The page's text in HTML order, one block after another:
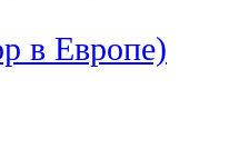
в Европе)